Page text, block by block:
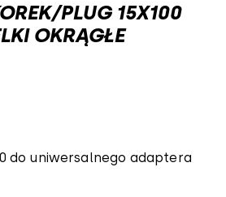
PLUG 15X100
OKRĄGŁE
do uniwersalnego adaptera